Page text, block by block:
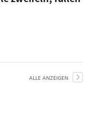
ALLE ANZEIGEN